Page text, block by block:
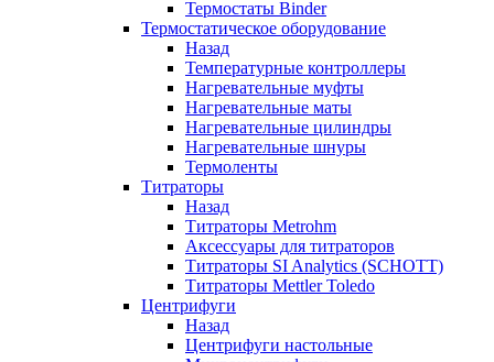
Термостаты Binder
Термостатическое оборудование
Назад
Температурные контроллеры
Нагревательные муфты
Нагревательные маты
Нагревательные цилиндры
Нагревательные шнуры
Термоленты
Титраторы
Назад
Титраторы Metrohm
Аксессуары для титраторов
Титраторы SI Analytics (SCHOTT)
Титраторы Mettler Toledo
Центрифуги
Назад
Центрифуги настольные